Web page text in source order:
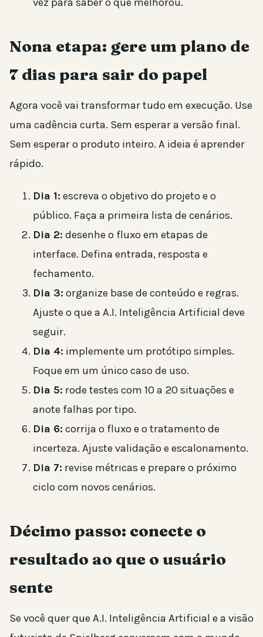
Nona etapa: gere um plano de
7 dias para sair do papel
Agora você vai transformar tudo em execução. Use
uma cadência curta. Sem esperar a versão final.
Sem esperar o produto inteiro. A ideia é aprender
rápido.
Dia 1: escreva o objetivo do projeto e o
público. Faça a primeira lista de cenários.
Dia 2: desenhe o fluxo em etapas de
interface. Defina entrada, resposta e
fechamento.
Dia 3: organize base de conteúdo e regras.
Ajuste o que a A.I. Inteligência Artificial deve
seguir.
Dia 4: implemente um protótipo simples.
Foque em um único caso de uso.
Dia 5: rode testes com 10 a 20 situações e
anote falhas por tipo.
Dia 6: corrija o fluxo e o tratamento de
incerteza. Ajuste validação e escalonamento.
Dia 7: revise métricas e prepare o próximo
ciclo com novos cenários.
Décimo passo: conecte o
resultado ao que o usuário
sente
Se você quer que A.I. Inteligência Artificial e a visão